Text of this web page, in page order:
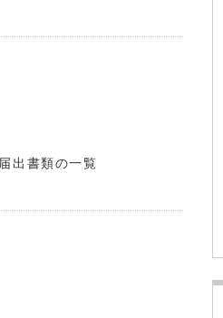
出書類の一覧